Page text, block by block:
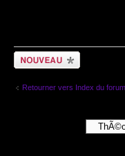
Ecrire un nouveau
sujet
Retourner vers Index du forum